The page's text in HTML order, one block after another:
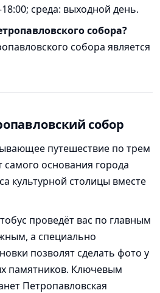
среда: выходной день.
собора?
собора является
собор
путешествие по трем
самого основания города
культурной столицы вместе
проведёт вас по главным
а специально
позволят сделать фото у
памятников. Ключевым
Петропавловская